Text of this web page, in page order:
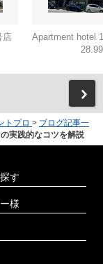
店
トプロ > ブログ記事一
実践的なコツを解説
す
様